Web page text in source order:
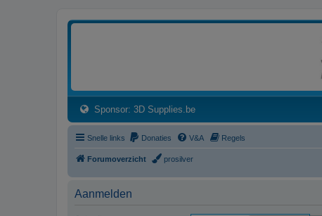
Sponsor: 3D Supplies.be(Opens a new tab)
Snelle links Donaties V&A Regels
Forumoverzicht prosilver
Aanmelden